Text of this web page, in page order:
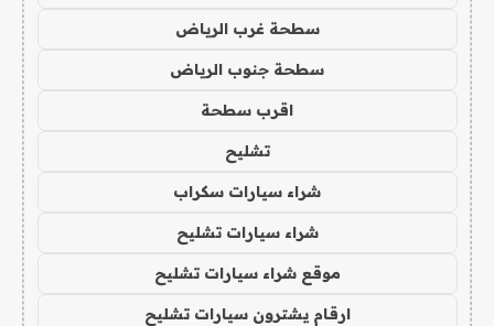
سطحة غرب الرياض
سطحة جنوب الرياض
اقرب سطحة
تشليح
شراء سيارات سكراب
شراء سيارات تشليح
موقع شراء سيارات تشليح
ارقام يشترون سيارات تشليح